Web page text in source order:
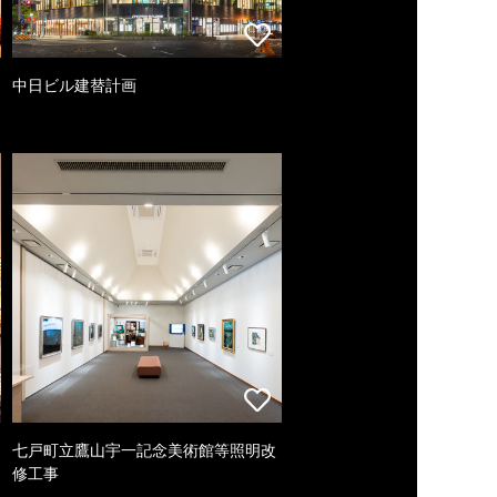
中日ビル建替計画
七戸町立鷹山宇一記念美術館等照明改
修工事